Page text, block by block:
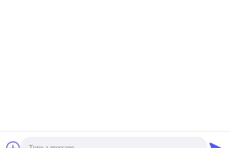
China Goede Kwaliteit Droge Mortierinstallatie Auteursrecht © 2018-2026